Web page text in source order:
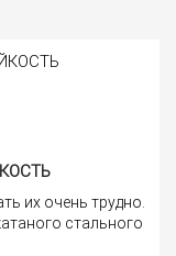
их очень трудно.
стального